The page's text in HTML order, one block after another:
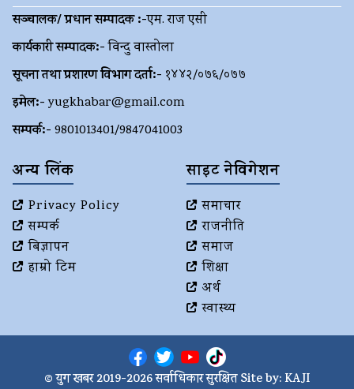
सञ्चालक/ प्रधान सम्पादक :-एम. राज एसी
कार्यकारी सम्पादक:-विन्दु वास्तोला
सूचना तथा प्रशारण विभाग दर्ता:- १४४२/०७६/०७७
इमेल:- yugkhabar@gmail.com
सम्पर्क:- 9801013401/9847041003
अन्य लिंक
Privacy Policy
सम्पर्क
बिज्ञापन
हाम्रो टिम
साइट नेविगेशन
समाचार
राजनीति
समाज
शिक्षा
अर्थ
स्वास्थ्य
© युग खबर 2019-2026 सर्वाधिकार सुरक्षित Site by: KAJI